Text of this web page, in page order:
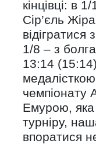
кінцівці: в
Сір’єль
1/8 – з
13:14
медалісткою
чемпіонату
Емурою, яка
турніру,
впоратися